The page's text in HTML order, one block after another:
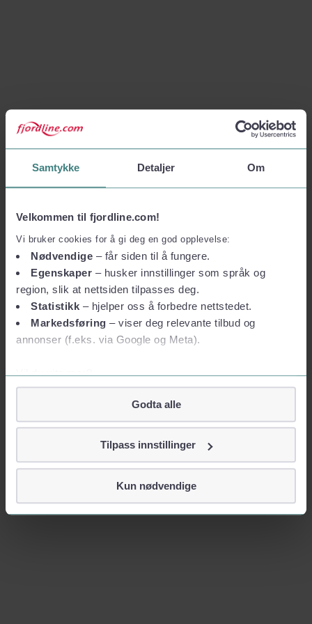
Samtykke Detaljer Om
Velkommen til fjordline.com!
Vi bruker cookies for å gi deg en god opplevelse:
Nødvendige – får siden til å fungere.
Egenskaper – husker innstillinger som språk og
region, slik at nettsiden tilpasses deg.
Statistikk – hjelper oss å forbedre nettstedet.
Markedsføring – viser deg relevante tilbud og
annonser (f.eks. via Google og Meta).
Vil du vite mer?
Om informasjonskapsler
Googles retningslinjer for personvern
Vi tar ditt personvern på alvor
identifiserer deg, som navn eller telefonnummer.
Godta alle
Tilpass innstillinger
Kun nødvendige